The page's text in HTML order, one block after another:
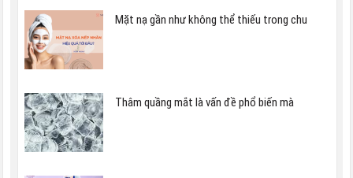
Mặt nạ gần như không thể thiếu trong chu
Thâm quầng mắt là vấn đề phổ biến mà